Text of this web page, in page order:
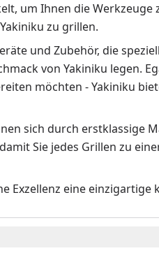
um Ihnen die Werkzeuge
zu grillen.
und Zubehör, die
von Yakiniku legen.
möchten - Yakiniku
sich durch erstklassige
Sie jedes Grillen zu
Exzellenz eine